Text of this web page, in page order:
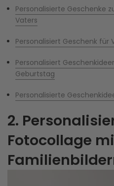
Personalisierte Geschenke
Vaters
Personalisiert Geschenk für
Personalisiert
Geburtstag
Personalisierte
2.
Fotocollage